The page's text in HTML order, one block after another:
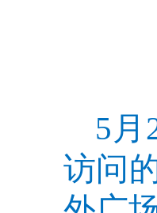
5月
访问